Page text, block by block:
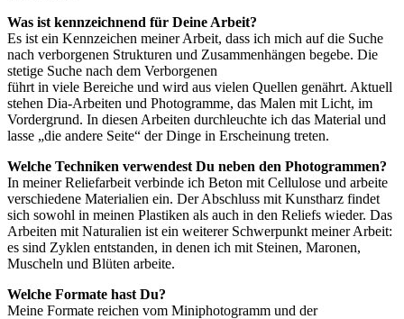
Was ist kennzeichnend für Deine Arbeit?
Es ist ein Kennzeichen meiner Arbeit, dass ich mich auf die Suche
nach verborgenen Strukturen und Zusammenhängen begebe. Die
stetige Suche nach dem Verborgenen
führt in viele Bereiche und wird aus vielen Quellen genährt. Aktuell
stehen Dia-Arbeiten und Photogramme, das Malen mit Licht, im
Vordergrund. In diesen Arbeiten durchleuchte ich das Material und
lasse „die andere Seite“ der Dinge in Erscheinung treten.
Welche Techniken verwendest Du neben den Photogrammen?
In meiner Reliefarbeit verbinde ich Beton mit Cellulose und arbeite
verschiedene Materialien ein. Der Abschluss mit Kunstharz findet
sich sowohl in meinen Plastiken als auch in den Reliefs wieder. Das
Arbeiten mit Naturalien ist ein weiterer Schwerpunkt meiner Arbeit:
es sind Zyklen entstanden, in denen ich mit Steinen, Maronen,
Muscheln und Blüten arbeite.
Welche Formate hast Du?
Meine Formate reichen vom Miniphotogramm und der